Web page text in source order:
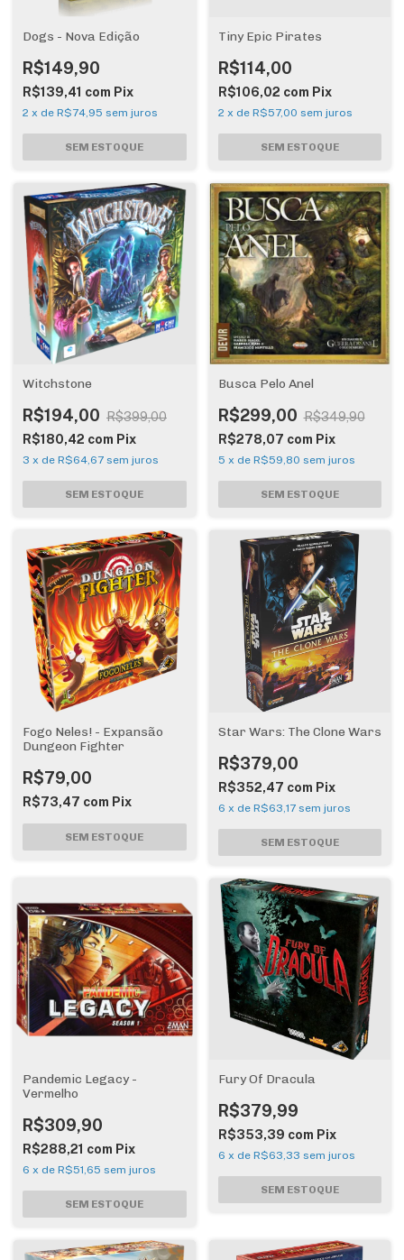
Dogs - Nova Edição
R$149,90
R$139,41 com Pix
2 x de R$74,95 sem juros
Tiny Epic Pirates
R$114,00
R$106,02 com Pix
2 x de R$57,00 sem juros
Witchstone
R$194,00 R$399,00
R$180,42 com Pix
3 x de R$64,67 sem juros
Busca Pelo Anel
R$299,00 R$349,90
R$278,07 com Pix
5 x de R$59,80 sem juros
Fogo Neles! - Expansão
Dungeon Fighter
R$79,00
R$73,47 com Pix
Star Wars: The Clone Wars
R$379,00
R$352,47 com Pix
6 x de R$63,17 sem juros
Pandemic Legacy -
Vermelho
R$309,90
R$288,21 com Pix
6 x de R$51,65 sem juros
Fury Of Dracula
R$379,99
R$353,39 com Pix
6 x de R$63,33 sem juros